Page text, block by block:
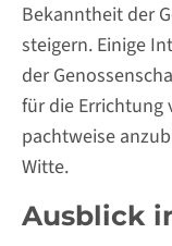
Bekanntheit der
steigern. Einige
der
für die
pachtweise
Witte.
Ausblick